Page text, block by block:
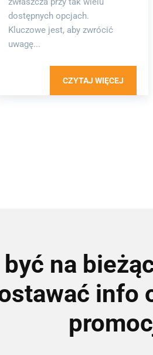
dostępnych opcjach.
Kluczowe jest, aby zwrócić
uwagę...
CZYTAJ WIĘCEJ
na
info